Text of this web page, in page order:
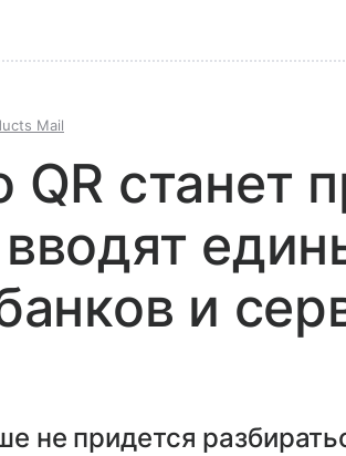
Mail
QR станет
и
не придется